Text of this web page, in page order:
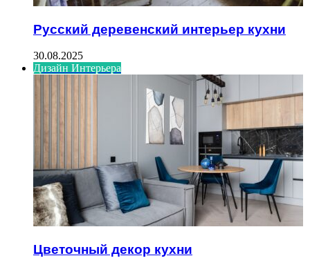
Русский деревенский интерьер кухни
30.08.2025
Дизайн Интерьера
Цветочный декор кухни